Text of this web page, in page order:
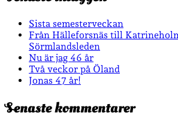
Sista semesterveckan
Från Hälleforsnäs till
Sörmlandsleden
Nu är jag 46 år
Två veckor på Öland
Jonas 47 år!
Senaste kommentarer